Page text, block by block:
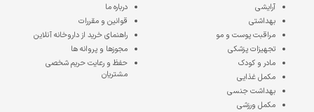
آرایشی
بهداشتی
مراقبت پوست و مو
تجهیزات پزشکی
مادر و کودک
مکمل غذایی
بهداشت جنسی
مکمل ورزشی
درباره ما
قوانین و مقررات
راهنمای خرید از داروخانه آنلاین
مجوزها و پروانه ها
حفظ و رعایت حریم شخصی
مشتریان